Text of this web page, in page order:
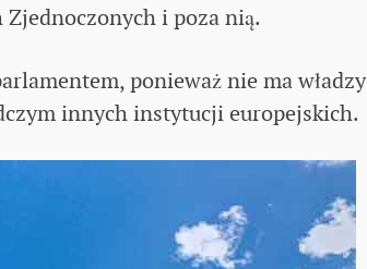
i poza nią.
ponieważ nie ma władzy
innych instytucji europejskich.